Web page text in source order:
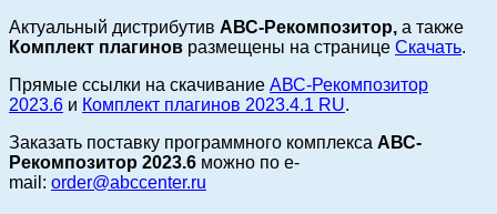
Актуальный дистрибутив АВС-Рекомпозитор, а также
Комплект плагинов размещены на странице Скачать.
Прямые ссылки на скачивание АВС-Рекомпозитор
2023.6 и Комплект плагинов 2023.4.1 RU.
Заказать поставку программного комплекса АВС-
Рекомпозитор 2023.6 можно по e-
mail: order@abccenter.ru